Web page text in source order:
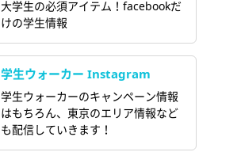
大学生の必須アイテム！facebookだ
けの学生情報
学生ウォーカー Instagram
学生ウォーカーのキャンペーン情報
はもちろん、東京のエリア情報など
も配信していきます！